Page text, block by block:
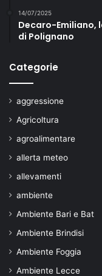
14/07/2025
Decaro-Emiliano,
di Polignano
Categorie
aggressione
Agricoltura
agroalimentare
allerta meteo
allevamenti
ambiente
Ambiente Bari e Bat
Ambiente Brindisi
Ambiente Foggia
Ambiente Lecce